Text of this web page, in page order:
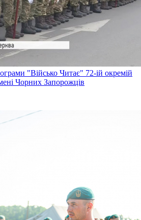
"Військо Читає" 72-ій окремій
Чорних Запорожців